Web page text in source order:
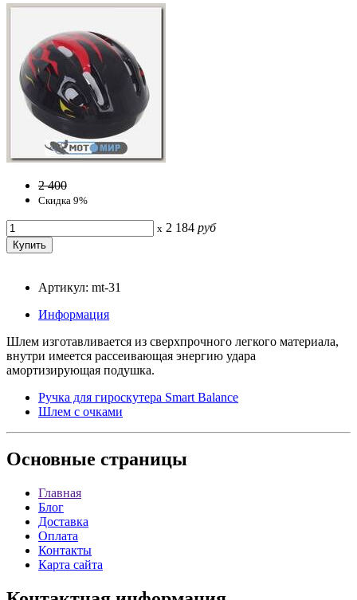
2 400
Скидка 9%
x 2 184 руб
Артикул: mt-31
Информация
Шлем изготавливается из сверхпрочного легкого материала,
внутри имеется рассеивающая энергию удара
амортизирующая подушка.
Ручка для гироскутера Smart Balance
Шлем с очками
Основные страницы
Главная
Блог
Доставка
Оплата
Контакты
Карта сайта